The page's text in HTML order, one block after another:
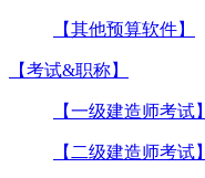
【其他预算软件】
【考试&职称】
【一级建造师考试】
【二级建造师考试】